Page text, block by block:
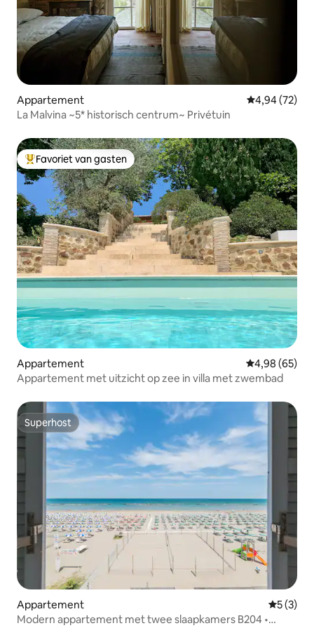
Appartement Gemiddelde
4,94 (72)
La Malvina ~5* historisch centrum~ Privétuin
Topfavoriet van gasten
Favoriet van gasten
Appartement Gemiddelde
4,98 (65)
Appartement met uitzicht op zee in villa met zwembad
Superhost
Superhost
Appartement
5 (3)
Modern appartement met twee slaapkamers B204 •